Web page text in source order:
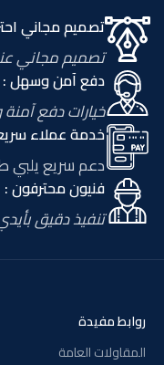
تصميم مجاني
تصميم مجاني
دفع آمن وسهل :
خيارات دفع
خدمة عملاء
دعم سريع يلبي
فنيون محترفون :
تنفيذ دقيق
روابط مفيدة
المقاولات العامة